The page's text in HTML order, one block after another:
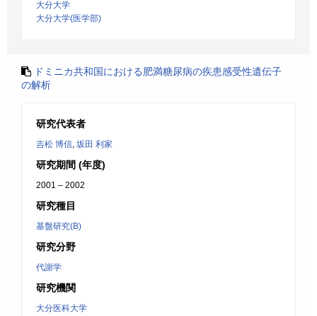
大分大学
大分大学(医学部)
ドミニカ共和国における肥満糖尿病の疾患感受性遺伝子
の解析
研究代表者
吉松 博信, 坂田 利家
研究期間 (年度)
2001 – 2002
研究種目
基盤研究(B)
研究分野
代謝学
研究機関
大分医科大学